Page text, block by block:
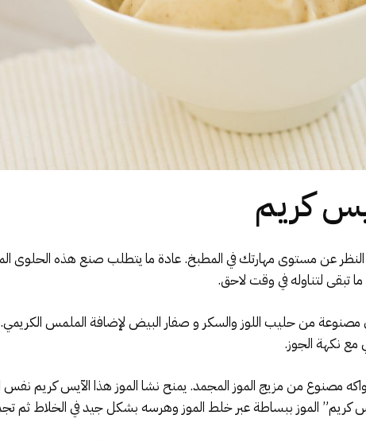
كريم
عن مستوى مهارتك في المطبخ. عادة ما يتطلب صنع هذه الحلوى
تبقى لتناوله في وقت لاحق.
من حليب اللوز والسكر و صفار البيض لإضافة الملمس الكريمي.
نكهة الجوز.
مصنوع من مزيج الموز المجمد. يمنح نشا الموز هذا الآيس كريم
كريم” الموز ببساطة عبر خلط الموز وهرسه بشكل جيد في الخلاط ثم